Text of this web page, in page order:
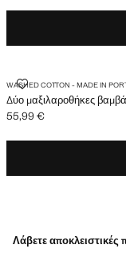
WASHED COTTON - MADE IN
Δύο μαξιλαροθήκες
ΔΎΟ
Ισχύουσα τιμή [55,99 € ]
55,99 €
Λάβετε